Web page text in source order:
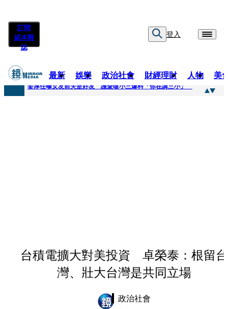
訂閱
紙本雜
誌
登入
最新 娛樂 政治社會 財經理財 人物 美
快訊
姜厚任曝女友前夫是好友 護愛嗆小三爆料「你在講三小」
台積電擴大對美投資 卓榮泰：根留台
灣、壯大台灣是共同立場
政治社會